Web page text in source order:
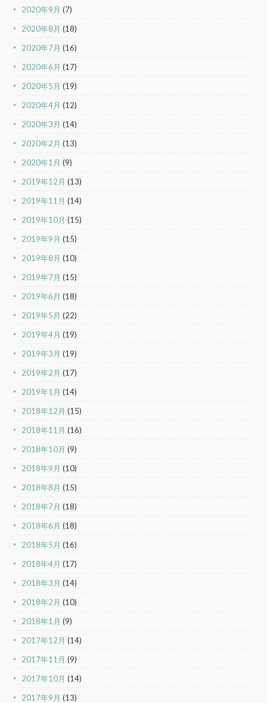
2020年9月 (7)
2020年8月 (18)
2020年7月 (16)
2020年6月 (17)
2020年5月 (19)
2020年4月 (12)
2020年3月 (14)
2020年2月 (13)
2020年1月 (9)
2019年12月 (13)
2019年11月 (14)
2019年10月 (15)
2019年9月 (15)
2019年8月 (10)
2019年7月 (15)
2019年6月 (18)
2019年5月 (22)
2019年4月 (19)
2019年3月 (19)
2019年2月 (17)
2019年1月 (14)
2018年12月 (15)
2018年11月 (16)
2018年10月 (9)
2018年9月 (10)
2018年8月 (15)
2018年7月 (18)
2018年6月 (18)
2018年5月 (16)
2018年4月 (17)
2018年3月 (14)
2018年2月 (10)
2018年1月 (9)
2017年12月 (14)
2017年11月 (9)
2017年10月 (14)
2017年9月 (13)